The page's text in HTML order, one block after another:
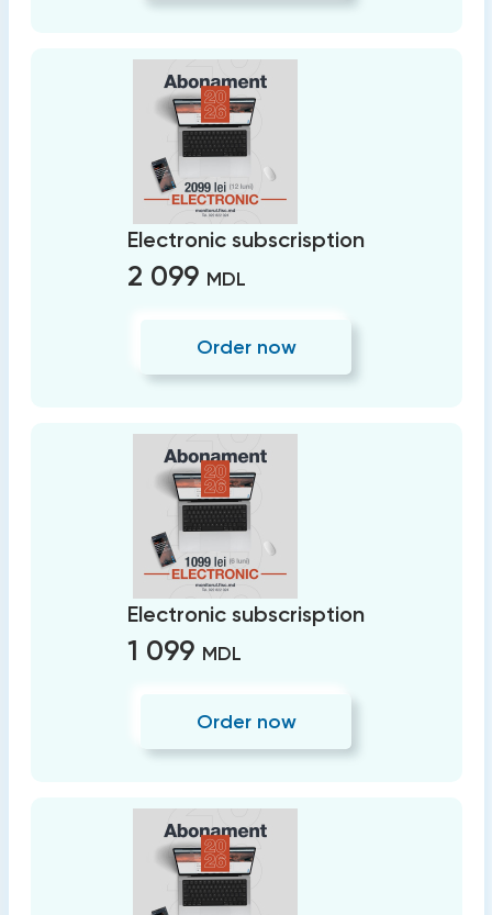
Electronic subscrisption
2 099 MDL
Order now
Electronic subscrisption
1 099 MDL
Order now